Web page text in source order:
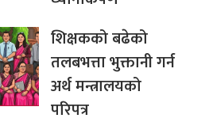
शिक्षकको बढेको
तलबभत्ता भुक्तानी गर्न
अर्थ मन्त्रालयको
परिपत्र